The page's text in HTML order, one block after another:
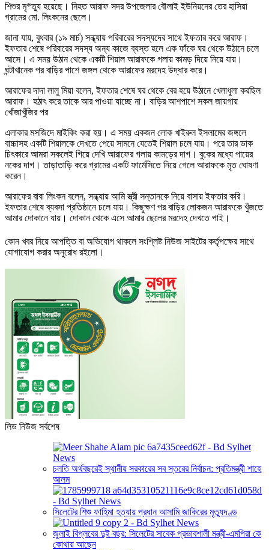
শিশুর মৃ*ত্যু হয়েছে। নিহত আরাফ সদর উপজেলার বৌলাই ইউনিয়নের তের হাসিয়া
গ্রামের মো. লিংকনের ছেলে।
জানা যায়, বুধবার (১৯ মার্চ) সন্ধ্যায় পরিবারের সদস্যদের সাথে ইফতার করে আরাফ।
ইফতার শেষে পরিবারের সদস্য অন্য কাজে ব্যস্ত হলে এক ফাঁকে ঘর থেকে উঠানে চলে
আসে। এ সময় উঠান থেকে একটি শিয়াল আরাফকে গলায় কামড় দিয়ে নিয়ে যায়।
ঘন্টাখানেক পর বাড়ির পাশে জঙ্গল থেকে আরাফের মরদেহ উদ্ধার করে।
আরাফের দাদা লালু মিয়া বলেন, ইফতার শেষে ঘর থেকে বের হয়ে উঠানে খেলাধুলা করছিল
আরাফ। হঠাৎ করে তাকে আর পাওয়া যাচ্ছে না। বাড়ির আশপাশে সকল জায়গায়
খোঁজাখুঁজির পর
এলাকার মসজিদে মাইকিং করা হয়। এ সময় একজন লোক খাইরুল ইসলামের জঙ্গলে
বাচ্চাসহ একটি শিয়ালকে দেখতে পেয়ে সামনে যেতেই শিয়াল চলে যায়। পরে তার ডাক
চিৎকারে আমরা সকলেই গিয়ে দেখি আরাফের গলায় কামড়ের দাগ। বুকের মধ্যে পায়ের
নকের দাগ। তাড়াতাড়ি করে গ্রামের একটি ফার্মেসিতে নিয়ে গেলে আরাফকে মৃত ঘোষণা
করেন।
আরাফের বাবা লিংকন বলেন, সন্ধ্যায় আমি স্ত্রী সন্তানকে নিয়ে বাসায় ইফতার করি।
ইফতার শেষে ব্যবসা প্রতিষ্ঠানে চলে যায়। কিছুক্ষণ পর বাড়ির লোকজন আরাফকে খুঁজতে
আমার দোকানে যায়। দোকান থেকে এসে আমার ছেলের মরদেহ দেখতে পাই।
কোন খবর নিয়ে আপত্তি বা অভিযোগ থাকলে সংশ্লিষ্ট নিউজ সাইটের কর্তৃপক্ষের সাথে
যোগাযোগ করার অনুরোধ রইলো।
লিড নিউজ সর্বশেষ
চলতি অর্থবছরেই স্থানীয় সরকারের সব স্তরের নির্বাচন: প্রতিমন্ত্রী শাহে
আলম
সিলেটের শিশু ফাহিমা হত্যায় প্রধান আসামি জাকিরের মৃত্যুদণ্ড
জুলাই বিপ্লবের দুই বছর: সিলেটের সাবেক প্রভাবশালী মন্ত্রী-এমপিরা কে
কোথায় আছেন